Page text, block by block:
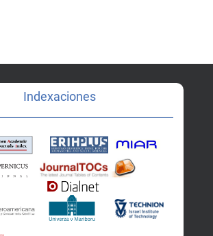
Indexaciones